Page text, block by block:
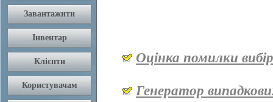
Оцінка помилки
Генератор